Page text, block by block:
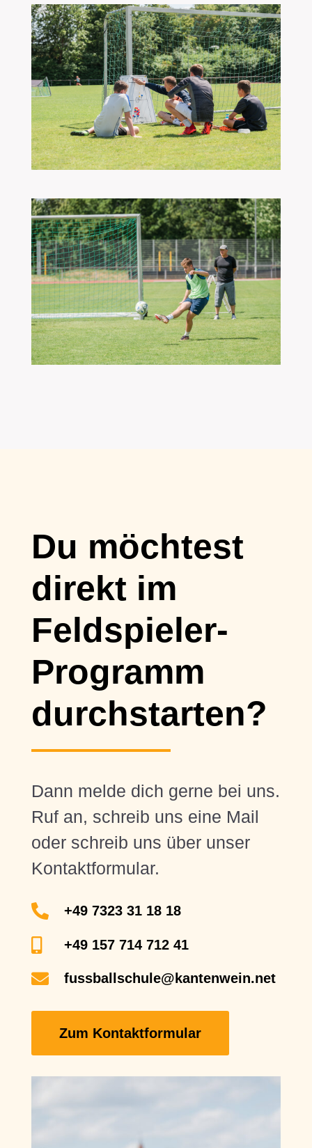
Du möchtest
direkt im
Feldspieler-
Programm
durchstarten?
Dann melde dich gerne bei uns.
Ruf an, schreib uns eine Mail
oder schreib uns über unser
Kontaktformular.
 +49 7323 31 18 18
+49 157 714 712 41
 fussballschule@kantenwein.net
Zum Kontaktformular